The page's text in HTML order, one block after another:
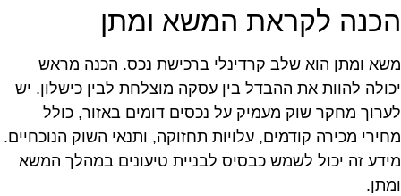
לקראת המשא ומתן
ומתן הוא שלב קרדינלי ברכישת נכס. הכנה מראש
להוות את ההבדל בין עסקה מוצלחת לבין כישלון. יש
מחקר שוק מעמיק על נכסים דומים באזור, כולל
מכירה קודמים, עלויות תחזוקה, ותנאי השוק הנוכחיים.
זה יכול לשמש כבסיס לבניית טיעונים במהלך המשא